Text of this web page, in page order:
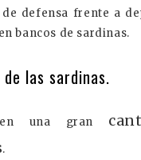
defensa frente a
bancos de sardinas.
las sardinas.
una gran
.